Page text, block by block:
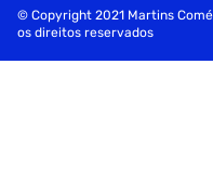
© Copyright 2021 Martins
os direitos reservados